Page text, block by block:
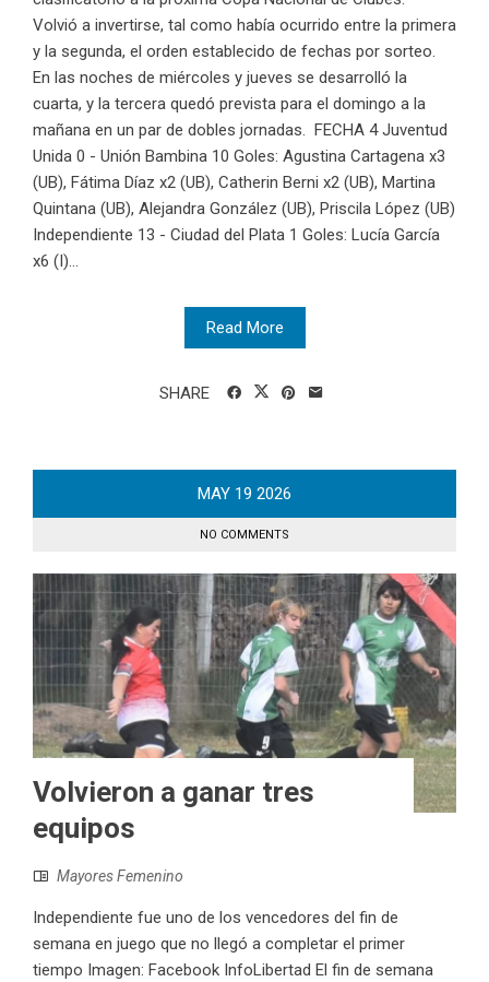
Volvió a invertirse, tal como había ocurrido entre la primera
y la segunda, el orden establecido de fechas por sorteo.
En las noches de miércoles y jueves se desarrolló la
cuarta, y la tercera quedó prevista para el domingo a la
mañana en un par de dobles jornadas. FECHA 4 Juventud
Unida 0 - Unión Bambina 10 Goles: Agustina Cartagena x3
(UB), Fátima Díaz x2 (UB), Catherin Berni x2 (UB), Martina
Quintana (UB), Alejandra González (UB), Priscila López (UB)
Independiente 13 - Ciudad del Plata 1 Goles: Lucía García
x6 (I)...
Read More
SHARE
MAY 19 2026
NO COMMENTS
Volvieron a ganar tres
equipos
Mayores Femenino
Independiente fue uno de los vencedores del fin de
semana en juego que no llegó a completar el primer
tiempo Imagen: Facebook InfoLibertad El fin de semana